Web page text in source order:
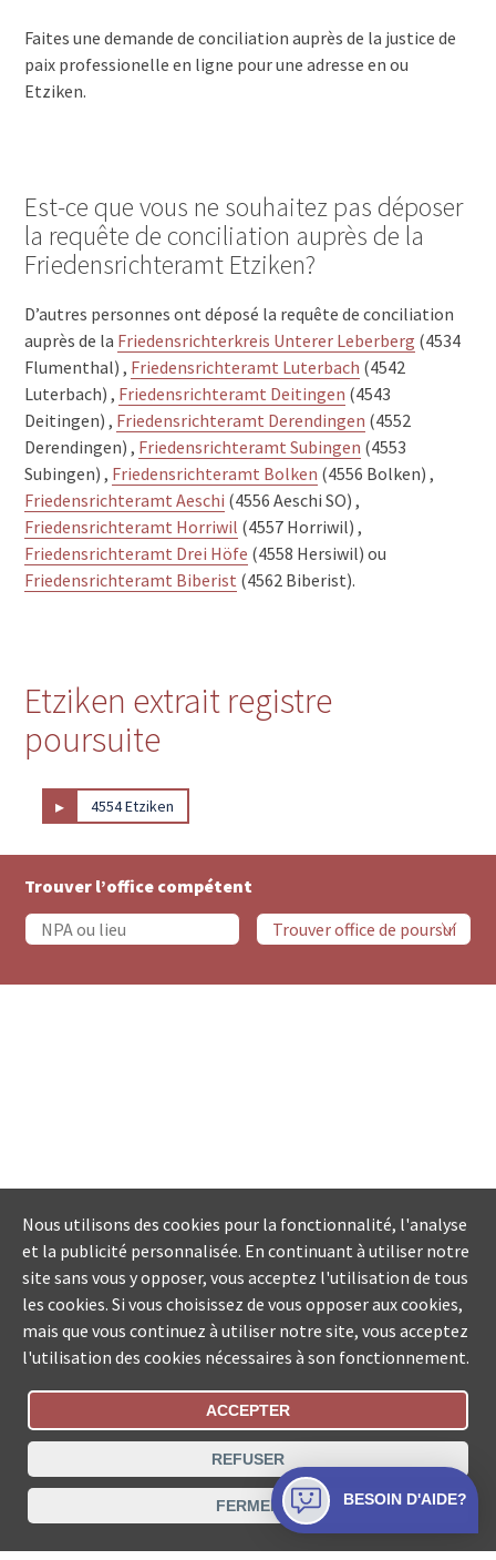
Faites une demande de conciliation auprès de la justice de
paix professionelle en ligne pour une adresse en ou
Etziken.
Est-ce que vous ne souhaitez pas déposer
la requête de conciliation auprès de la
Friedensrichteramt Etziken?
D’autres personnes ont déposé la requête de conciliation
auprès de la Friedensrichterkreis Unterer Leberberg (4534
Flumenthal) , Friedensrichteramt Luterbach (4542
Luterbach) , Friedensrichteramt Deitingen (4543
Deitingen) , Friedensrichteramt Derendingen (4552
Derendingen) , Friedensrichteramt Subingen (4553
Subingen) , Friedensrichteramt Bolken (4556 Bolken) ,
Friedensrichteramt Aeschi (4556 Aeschi SO) ,
Friedensrichteramt Horriwil (4557 Horriwil) ,
Friedensrichteramt Drei Höfe (4558 Hersiwil) ou
Friedensrichteramt Biberist (4562 Biberist).
Etziken extrait registre
poursuite
▸ 4554 Etziken
Trouver l’office compétent
Statut De La Commande
Recherche des offices de Suisse
Protection des données Mentions légales
Conditions d’utilisation Contact
Nous utilisons des cookies pour la fonctionnalité, l'analyse
et la publicité personnalisée. En continuant à utiliser notre
site sans vous y opposer, vous acceptez l'utilisation de tous
les cookies. Si vous choisissez de vous opposer aux cookies,
mais que vous continuez à utiliser notre site, vous acceptez
l'utilisation des cookies nécessaires à son fonctionnement.
ACCEPTER
REFUSER
FERMER BESOIN D'AIDE?